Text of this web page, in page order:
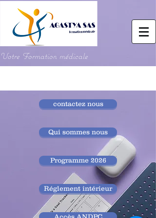
Votre Formation médicale
contactez nous
Qui sommes nous
Programme 2026
Réglement intérieur